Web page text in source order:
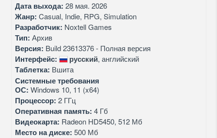
Дата выхода: 28 мая. 2026
Жанр: Casual, Indie, RPG, Simulation
Разработчик: Noxtell Games
Тип: Архив
Версия: Build 23613376 - Полная версия
Интерфейс: русский, английский
Таблетка: Вшита
Системные требования
ОС: Windows 10, 11 (x64)
Процессор: 2 ГГц
Оперативная память: 4 Гб
Видеокарта: Radeon HD5450, 512 Мб
Место на диске: 500 Мб